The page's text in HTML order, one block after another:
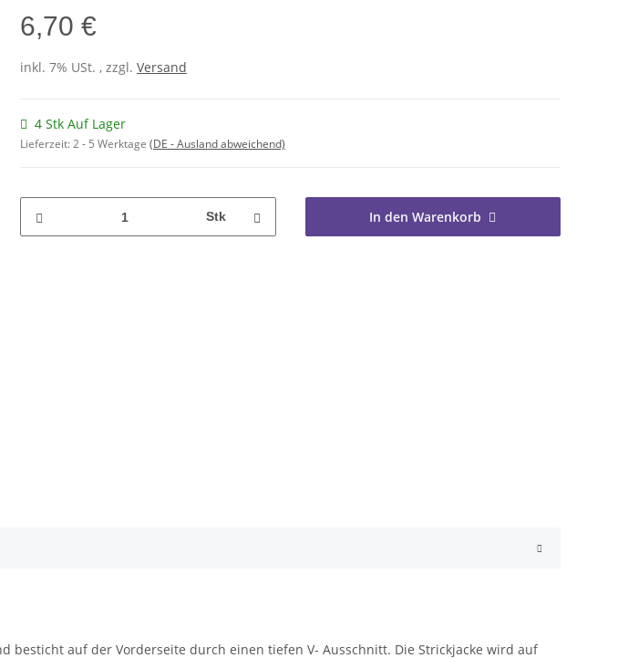
6,70 €
inkl. 7% USt. , zzgl. Versand
4 Stk Auf Lager
Lieferzeit:2 - 5 Werktage (DE - Ausland abweichend)
Stk In den Warenkorb
besticht auf der Vorderseite durch einen tiefen V- Ausschnitt. Die Strickjacke wird auf